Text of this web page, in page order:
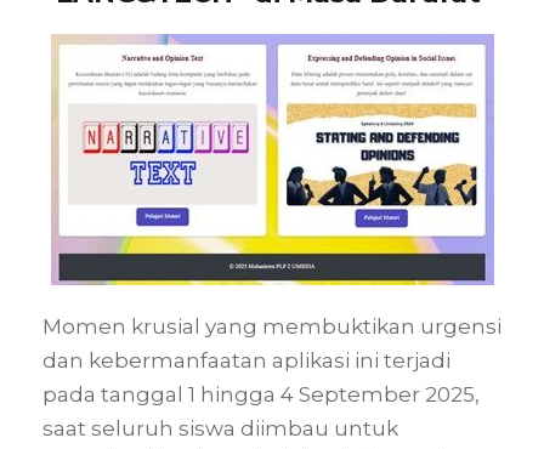
Momen krusial yang membuktikan urgensi
dan kebermanfaatan aplikasi ini terjadi
pada tanggal 1 hingga 4 September 2025,
saat seluruh siswa diimbau untuk